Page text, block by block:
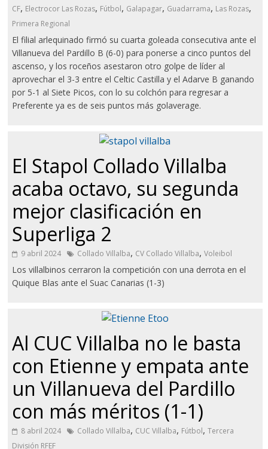
CF, Electrocor Las Rozas, Fútbol, Galapagar, Guadarrama, Las Rozas,
Primera Regional
El filial arlequinado firmó su cuarta goleada consecutiva ante el
Villanueva del Pardillo B (6-0) para ponerse a cinco puntos del
ascenso, y los roceños asestaron otro golpe de líder al
aprovechar el 3-3 entre el Celtic Castilla y el Adarve B ganando
por 5-1 al Siete Picos, con lo su colchón para regresar a
Preferente ya es de seis puntos más golaverage.
El Stapol Collado Villalba
acaba octavo, su segunda
mejor clasificación en
Superliga 2
9 abril 2024 Collado Villalba, CV Collado Villalba,Voleibol
Los villalbinos cerraron la competición con una derrota en el
Quique Blas ante el Suac Canarias (1-3)
Al CUC Villalba no le basta
con Etienne y empata ante
un Villanueva del Pardillo
con más méritos (1-1)
8 abril 2024 Collado Villalba, CUC Villalba, Fútbol,Tercera
División RFEF